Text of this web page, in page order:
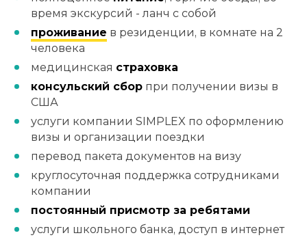
время экскурсий - ланч с собой
проживание в резиденции, в комнате на 2
человека
медицинская страховка
консульский сбор при получении визы в
США
услуги компании SIMPLEX по оформлению
визы и организации поездки
перевод пакета документов на визу
круглосуточная поддержка сотрудниками
компании
постоянный присмотр за ребятами
услуги школьного банка, доступ в интернет